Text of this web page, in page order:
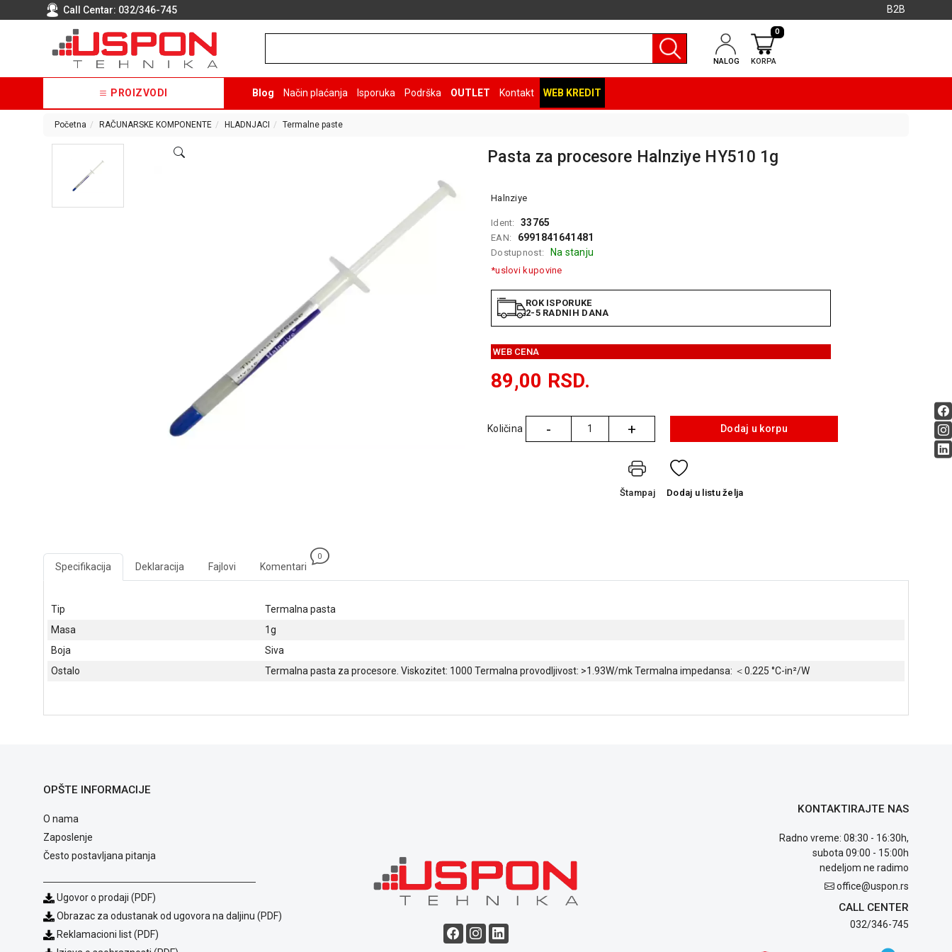
Call Centar: 032/346-745 B2B
NALOG KORPA
0
PROIZVODI Blog Način plaćanja Isporuka Podrška OUTLET Kontakt WEB KREDIT
Početna RAČUNARSKE KOMPONENTE HLADNJACI Termalne paste
Pasta za procesore Halnziye HY510 1g
Halnziye
Ident: 33765
EAN: 6991841641481
Dostupnost: Na stanju
*uslovi kupovine
ROK ISPORUKE
2-5 RADNIH DANA
WEB CENA
89,00 RSD.
Količina - + Dodaj u korpu
Štampaj Dodaj u listu želja
Specifikacija Deklaracija Fajlovi Komentari
0
Tip
Termalna pasta
Masa
1g
Boja
Siva
Ostalo
Termalna pasta za procesore. Viskozitet: 1000 Termalna provodljivost: >1.93W/mk Termalna impedansa: ＜0.225 °C-in²/W
OPŠTE INFORMACIJE
O nama
Zaposlenje
Često postavljana pitanja
Ugovor o prodaji (PDF)
Obrazac za odustanak od ugovora na daljinu (PDF)
Reklamacioni list (PDF)
KONTAKTIRAJTE NAS
Radno vreme: 08:30 - 16:30h,
subota 09:00 - 15:00h
nedeljom ne radimo
office@uspon.rs
CALL CENTER
032/346-745